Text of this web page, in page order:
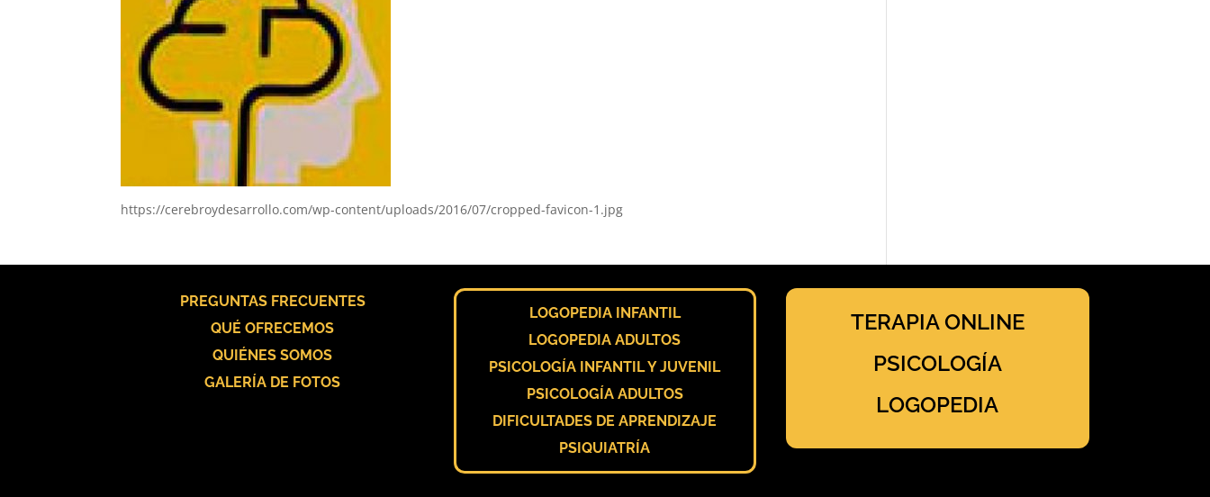
https://cerebroydesarrollo.com/wp-content/uploads/2016/07/cropped-favicon-1.jpg
PREGUNTAS FRECUENTES
QUÉ OFRECEMOS
QUIÉNES SOMOS
GALERÍA DE FOTOS
LOGOPEDIA INFANTIL
LOGOPEDIA ADULTOS
PSICOLOGÍA INFANTIL Y JUVENIL
PSICOLOGÍA ADULTOS
DIFICULTADES DE APRENDIZAJE
PSIQUIATRÍA
TERAPIA ONLINE
PSICOLOGÍA
LOGOPEDIA